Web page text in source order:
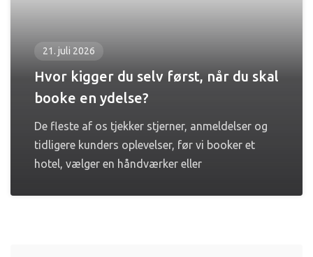
21. juli 2026
Hvor kigger du selv først, når du skal
booke en ydelse?
De fleste af os tjekker stjerner, anmeldelser og
tidligere kunders oplevelser, før vi booker et
hotel, vælger en håndværker eller